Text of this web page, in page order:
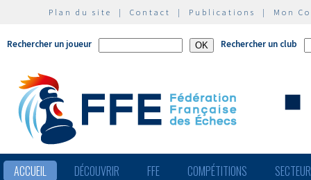
Plan du site | Contact | Publications | Mon
Rechercher un joueur Rechercher un club
ACCUEIL DÉCOUVRIR FFE COMPÉTITIONS